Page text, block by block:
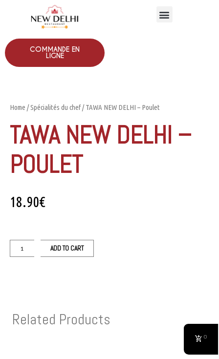
COMMANDE EN
LIGNE
Home /Spécialités du chef/ TAWA NEW DELHI – Poulet
TAWA NEW DELHI –
POULET
18.90€
ADD TO CART
Related Products
0